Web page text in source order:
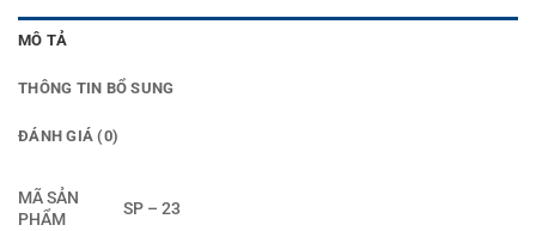
MÔ TẢ
THÔNG TIN BỔ SUNG
ĐÁNH GIÁ (0)
MÃ SẢN
PHẨM
SP – 23